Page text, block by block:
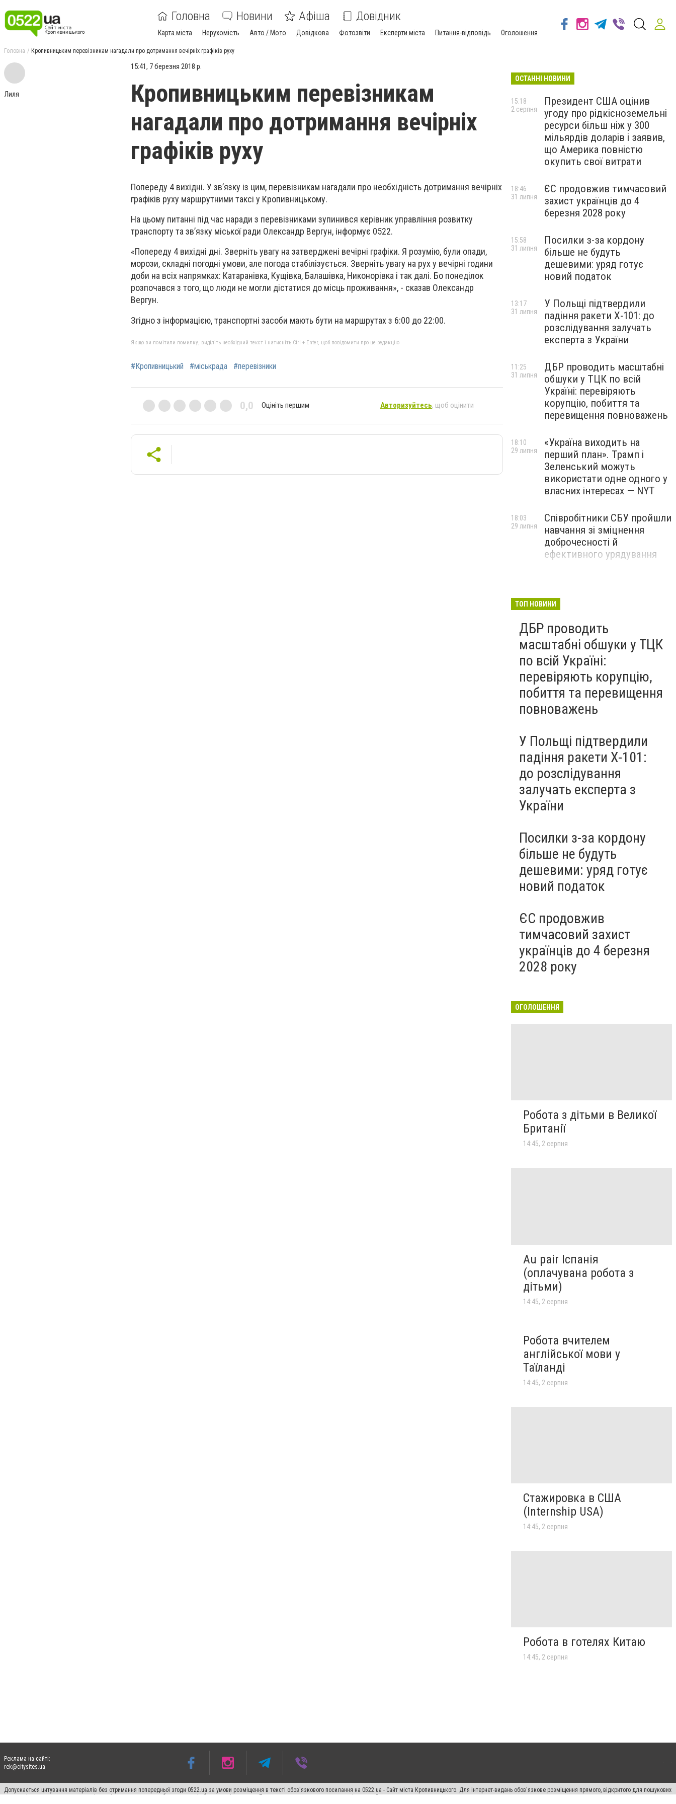
Головна Новини Афіша Довідник
Карта міста Нерухомість Авто / Мото Довідкова Фотозвіти Експерти міста Питання-відповідь Оголошення
Головна Кропивницьким перевізникам нагадали про дотримання вечірніх графіків руху
Лиля
15:41, 7 березня 2018 р.
Кропивницьким перевізникам
нагадали про дотримання вечірніх
графіків руху
Попереду 4 вихідні. У зв’язку із цим, перевізникам нагадали про необхідність дотримання вечірніх
графіків руху маршрутними таксі у Кропивницькому.
На цьому питанні під час наради з перевізниками зупинився керівник управління розвитку
транспорту та зв’язку міської ради Олександр Вергун, інформує 0522.
«Попереду 4 вихідні дні. Зверніть увагу на затверджені вечірні графіки. Я розумію, були опади,
морози, складні погодні умови, але погода стабілізується. Зверніть увагу на рух у вечірні години
доби на всіх напрямках: Катаранівка, Кущівка, Балашівка, Никонорівка і так далі. Бо понеділок
розпочався з того, що люди не могли дістатися до місць проживання», - сказав Олександр
Вергун.
Згідно з інформацією, транспортні засоби мають бути на маршрутах з 6:00 до 22:00.
Якщо ви помітили помилку, виділіть необхідний текст і натисніть Ctrl + Enter, щоб повідомити про це редакцію
#Кропивницький #міськрада #перевізники
0,0 Оцініть першим Авторизуйтесь, щоб оцінити
ОСТАННІ НОВИНИ
Президент США оцінив
угоду про рідкісноземельні
ресурси більш ніж у 300
мільярдів доларів і заявив,
що Америка повністю
окупить свої витрати
15:18
2 серпня
ЄС продовжив тимчасовий
захист українців до 4
березня 2028 року
18:46
31 липня
Посилки з-за кордону
більше не будуть
дешевими: уряд готує
новий податок
15:58
31 липня
У Польщі підтвердили
падіння ракети Х-101: до
розслідування залучать
експерта з України
13:17
31 липня
ДБР проводить масштабні
обшуки у ТЦК по всій
Україні: перевіряють
корупцію, побиття та
перевищення повноважень
11:25
31 липня
«Україна виходить на
перший план». Трамп і
Зеленський можуть
використати одне одного у
власних інтересах — NYT
18:10
29 липня
Співробітники СБУ пройшли
навчання зі зміцнення
доброчесності й
ефективного урядування
18:03
29 липня
війська: у CENTCOM
всіх ракет
ТОП НОВИНИ
ДБР проводить
масштабні обшуки у ТЦК
по всій Україні:
перевіряють корупцію,
побиття та перевищення
повноважень
У Польщі підтвердили
падіння ракети Х-101:
до розслідування
залучать експерта з
України
Посилки з-за кордону
більше не будуть
дешевими: уряд готує
новий податок
ЄС продовжив
тимчасовий захист
українців до 4 березня
2028 року
ОГОЛОШЕННЯ
Робота з дітьми в Великої
Британії
14:45, 2 серпня
Au pair Іспанія
(оплачувана робота з
дітьми)
14:45, 2 серпня
Робота вчителем
англійської мови у
Таїланді
14:45, 2 серпня
Стажировка в США
(Internship USA)
14:45, 2 серпня
Робота в готелях Китаю
14:45, 2 серпня
Реклама на сайті:
rek@citysites.ua
Допускається цитування матеріалів без отримання попередньої згоди 0522.ua за умови розміщення в тексті обов'язкового посилання на 0522.ua - Сайт міста Кропивницького. Для інтернет-видань обов'язкове розміщення прямого, відкритого для пошукових
систем гіперпосилання на цитовані статті не нижче другого абзацу в тексті або в якості джерела. Порушення виняткових прав переслідується Законом.